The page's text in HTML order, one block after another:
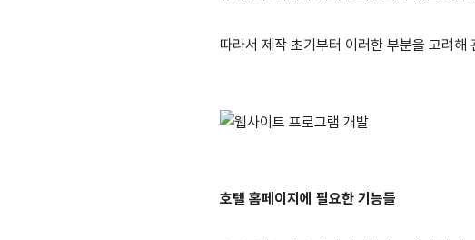
따라서 제작 초기부터 이러한 부분을 고려
호텔 홈페이지에 필요한 기능들